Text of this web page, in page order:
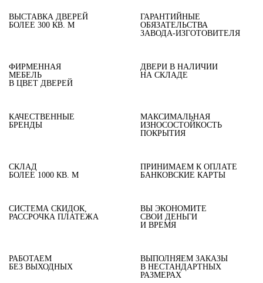
ВЫСТАВКА ДВЕРЕЙ
БОЛЕЕ 300 КВ. М
ГАРАНТИЙНЫЕ
ОБЯЗАТЕЛЬСТВА
ЗАВОДА-ИЗГОТОВИТЕЛЯ
ФИРМЕННАЯ
МЕБЕЛЬ
В ЦВЕТ ДВЕРЕЙ
ДВЕРИ В НАЛИЧИИ
НА СКЛАДЕ
КАЧЕСТВЕННЫЕ
БРЕНДЫ
МАКСИМАЛЬНАЯ
ИЗНОСОСТОЙКОСТЬ
ПОКРЫТИЯ
СКЛАД
БОЛЕЕ 1000 КВ. М
ПРИНИМАЕМ К ОПЛАТЕ
БАНКОВСКИЕ КАРТЫ
СИСТЕМА СКИДОК,
РАССРОЧКА ПЛАТЕЖА
ВЫ ЭКОНОМИТЕ
СВОИ ДЕНЬГИ
И ВРЕМЯ
РАБОТАЕМ
БЕЗ ВЫХОДНЫХ
ВЫПОЛНЯЕМ ЗАКАЗЫ
В НЕСТАНДАРТНЫХ
РАЗМЕРАХ